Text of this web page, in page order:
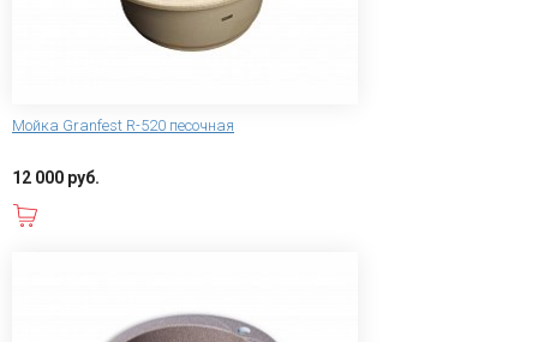
Мойка Granfest R-520 песочная
12 000 руб.